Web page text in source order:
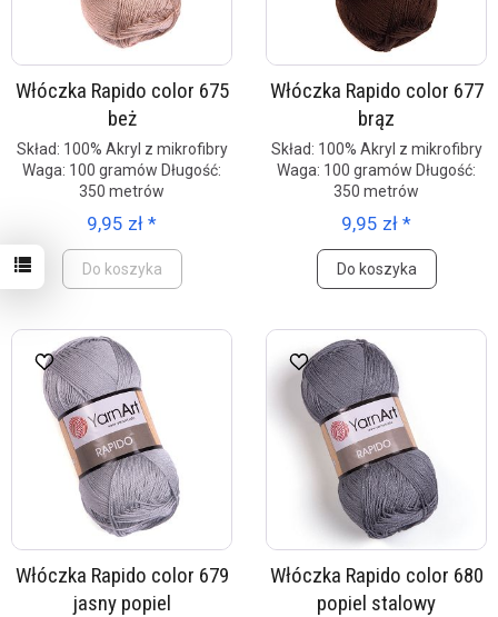
Włóczka Rapido color 675
beż
Skład: 100% Akryl z mikrofibry
Waga: 100 gramów Długość:
350 metrów
9,95 zł *
Do koszyka
Włóczka Rapido color 677
brąz
Skład: 100% Akryl z mikrofibry
Waga: 100 gramów Długość:
350 metrów
9,95 zł *
Do koszyka
Włóczka Rapido color 679
jasny popiel
Włóczka Rapido color 680
popiel stalowy